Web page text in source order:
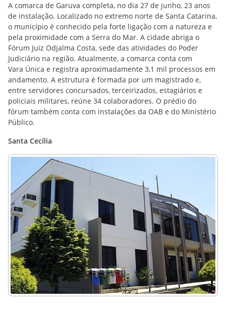
A comarca de Garuva completa, no dia 27 de junho, 23 anos
de instalação. Localizado no extremo norte de Santa Catarina,
o município é conhecido pela forte ligação com a natureza e
pela proximidade com a Serra do Mar. A cidade abriga o
Fórum Juiz Odjalma Costa, sede das atividades do Poder
Judiciário na região. Atualmente, a comarca conta com
Vara Única e registra aproximadamente 3,1 mil processos em
andamento. A estrutura é formada por um magistrado e,
entre servidores concursados, terceirizados, estagiários e
policiais militares, reúne 34 colaboradores. O prédio do
fórum também conta com instalações da OAB e do Ministério
Público.
Santa Cecília